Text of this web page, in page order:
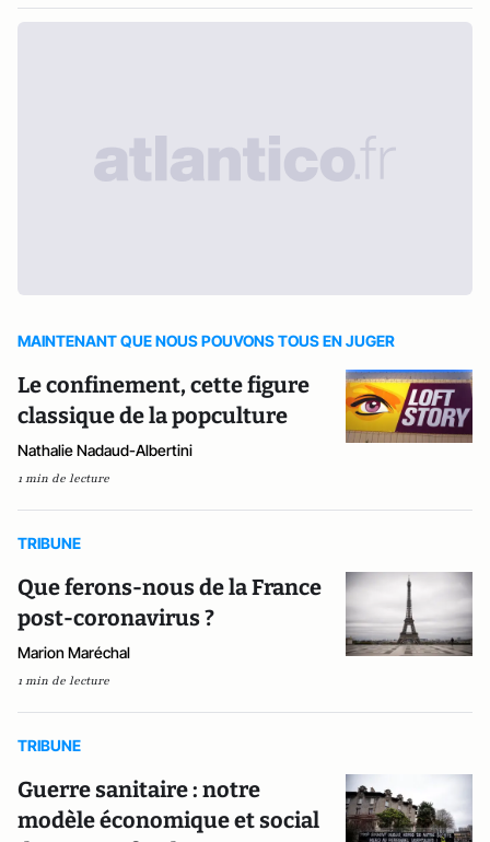
MAINTENANT QUE NOUS POUVONS TOUS EN JUGER
Le confinement, cette figure
classique de la popculture
Nathalie Nadaud-Albertini
1 min de lecture
TRIBUNE
Que ferons-nous de la France
post-coronavirus ?
Marion Maréchal
1 min de lecture
TRIBUNE
Guerre sanitaire : notre
modèle économique et social